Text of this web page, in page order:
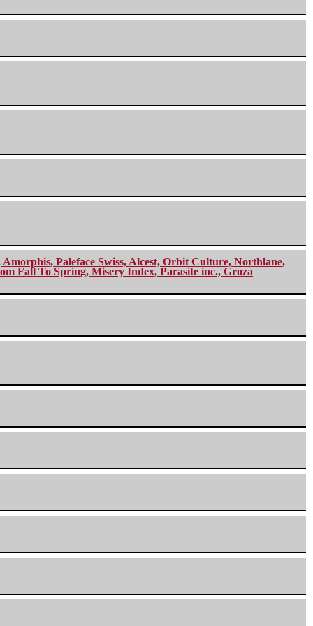
Paleface Swiss, Alcest, Orbit Culture, Northlane,
Fall To Spring, Misery Index, Parasite inc., Groza